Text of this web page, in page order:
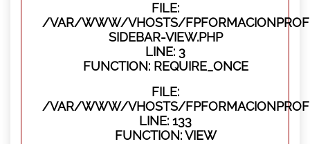
FILE:
/VAR/WWW/VHOSTS/
SIDEBAR-VIEW.PHP
LINE: 3
FUNCTION: REQUIRE_ONCE
FILE:
/VAR/WWW/VHOSTS/
LINE: 133
FUNCTION: VIEW